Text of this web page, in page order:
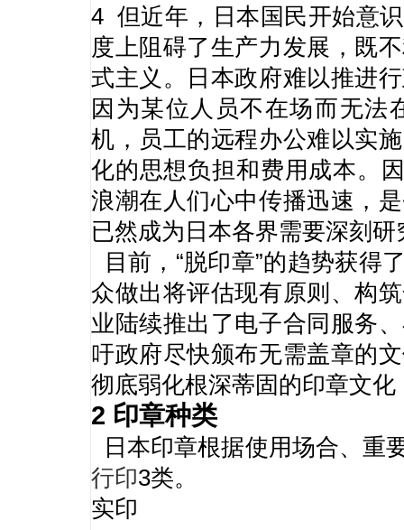
4 但近年，日本国民开始意
度上阻碍了生产力发展，既
式主义。日本政府难以推进
因为某位人员不在场而无法
机，员工的远程办公难以实
化的思想负担和费用成本。
浪潮在人们心中传播迅速，
已然成为日本各界需要深刻
目前，“脱印章”的趋势获得
众做出将评估现有原则、构
业陆续推出了电子合同服务
吁政府尽快颁布无需盖章的
彻底弱化根深蒂固的印章文
2 印章种类
日本印章根据使用场合、重
行印3类。
实印